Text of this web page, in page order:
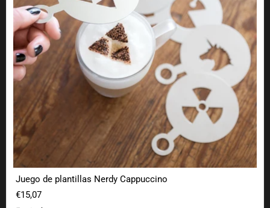
Juego de plantillas Nerdy Cappuccino
€15,07